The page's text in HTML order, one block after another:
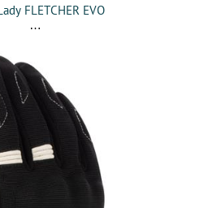
FLETCHER EVO